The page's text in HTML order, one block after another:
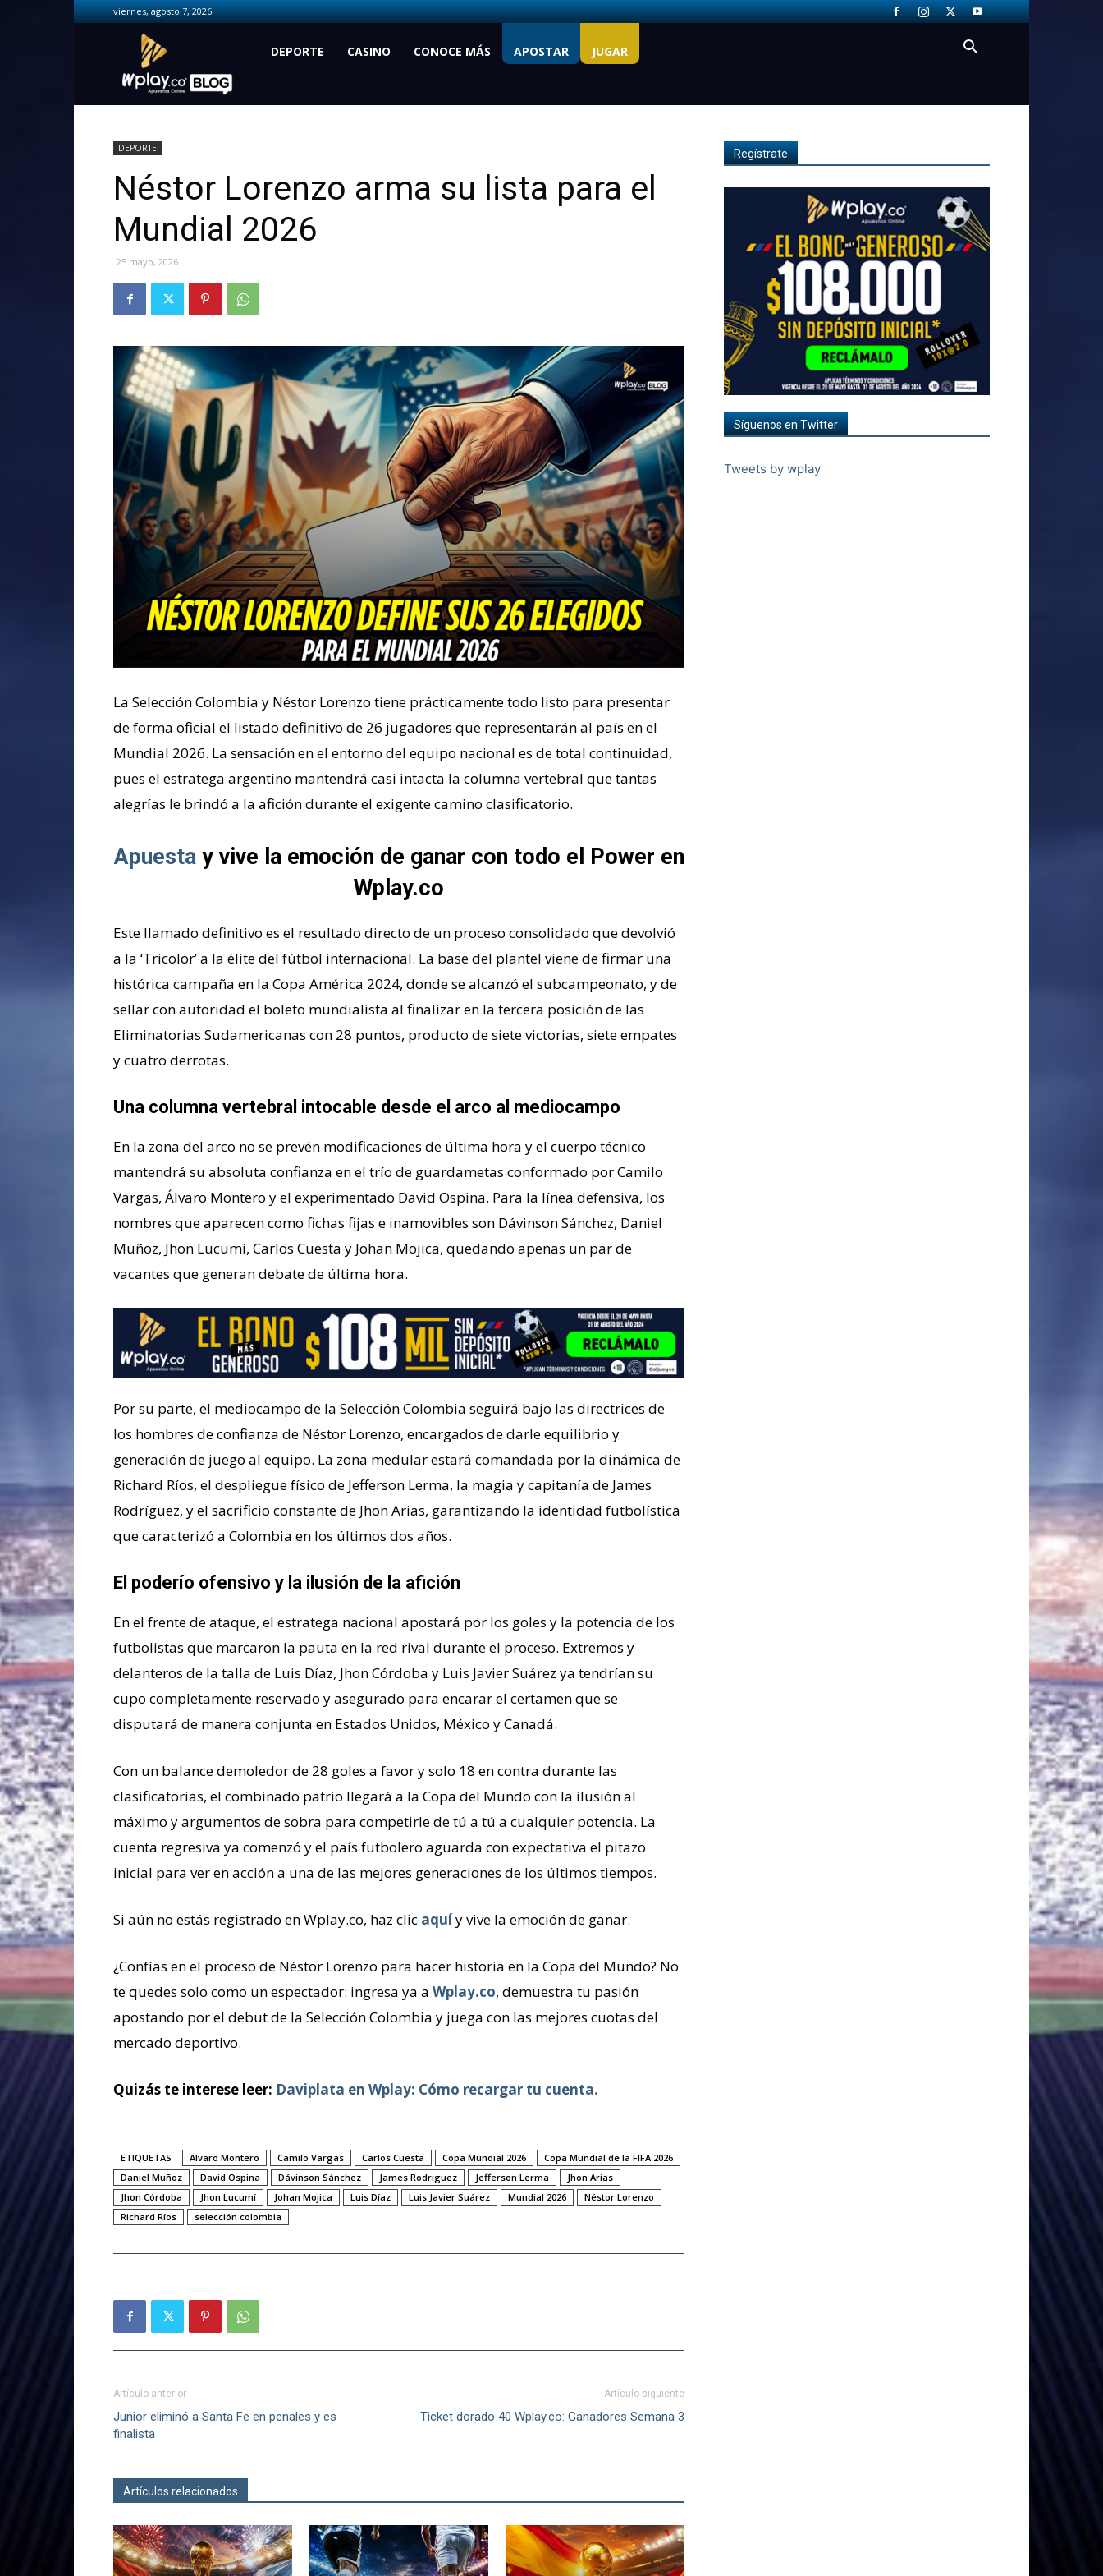
viernes, agosto 7, 2026
Wplay.co
DEPORTE CASINO CONOCE MÁS APOSTAR JUGAR
DEPORTE
Néstor Lorenzo arma su lista para el
Mundial 2026
25 mayo, 2026
La Selección Colombia y Néstor Lorenzo tiene prácticamente todo listo para presentar
de forma oficial el listado definitivo de 26 jugadores que representarán al país en el
Mundial 2026. La sensación en el entorno del equipo nacional es de total continuidad,
pues el estratega argentino mantendrá casi intacta la columna vertebral que tantas
alegrías le brindó a la afición durante el exigente camino clasificatorio.
Apuesta y vive la emoción de ganar con todo el Power en
Wplay.co
Este llamado definitivo es el resultado directo de un proceso consolidado que devolvió
a la ‘Tricolor’ a la élite del fútbol internacional. La base del plantel viene de firmar una
histórica campaña en la Copa América 2024, donde se alcanzó el subcampeonato, y de
sellar con autoridad el boleto mundialista al finalizar en la tercera posición de las
Eliminatorias Sudamericanas con 28 puntos, producto de siete victorias, siete empates
y cuatro derrotas.
Una columna vertebral intocable desde el arco al mediocampo
En la zona del arco no se prevén modificaciones de última hora y el cuerpo técnico
mantendrá su absoluta confianza en el trío de guardametas conformado por Camilo
Vargas, Álvaro Montero y el experimentado David Ospina. Para la línea defensiva, los
nombres que aparecen como fichas fijas e inamovibles son Dávinson Sánchez, Daniel
Muñoz, Jhon Lucumí, Carlos Cuesta y Johan Mojica, quedando apenas un par de
vacantes que generan debate de última hora.
Por su parte, el mediocampo de la Selección Colombia seguirá bajo las directrices de
los hombres de confianza de Néstor Lorenzo, encargados de darle equilibrio y
generación de juego al equipo. La zona medular estará comandada por la dinámica de
Richard Ríos, el despliegue físico de Jefferson Lerma, la magia y capitanía de James
Rodríguez, y el sacrificio constante de Jhon Arias, garantizando la identidad futbolística
que caracterizó a Colombia en los últimos dos años.
El poderío ofensivo y la ilusión de la afición
En el frente de ataque, el estratega nacional apostará por los goles y la potencia de los
futbolistas que marcaron la pauta en la red rival durante el proceso. Extremos y
delanteros de la talla de Luis Díaz, Jhon Córdoba y Luis Javier Suárez ya tendrían su
cupo completamente reservado y asegurado para encarar el certamen que se
disputará de manera conjunta en Estados Unidos, México y Canadá.
Con un balance demoledor de 28 goles a favor y solo 18 en contra durante las
clasificatorias, el combinado patrio llegará a la Copa del Mundo con la ilusión al
máximo y argumentos de sobra para competirle de tú a tú a cualquier potencia. La
cuenta regresiva ya comenzó y el país futbolero aguarda con expectativa el pitazo
inicial para ver en acción a una de las mejores generaciones de los últimos tiempos.
Si aún no estás registrado en Wplay.co, haz clic aquíy vive la emoción de ganar.
¿Confías en el proceso de Néstor Lorenzo para hacer historia en la Copa del Mundo? No
te quedes solo como un espectador: ingresa ya a Wplay.co, demuestra tu pasión
apostando por el debut de la Selección Colombia y juega con las mejores cuotas del
mercado deportivo.
Quizás te interese leer: Daviplata en Wplay: Cómo recargar tu cuenta.
ETIQUETAS Alvaro Montero Camilo Vargas Carlos Cuesta Copa Mundial 2026
Copa Mundial de la FIFA 2026
Daniel Muñoz
David Ospina Dávinson Sánchez James Rodriguez Jefferson Lerma
Jhon Arias
Jhon Córdoba
Jhon Lucumí Johan Mojica Luis Díaz Luis Javier Suárez Mundial 2026
Néstor Lorenzo
Richard Ríos
selección colombia
Artículo anterior
Junior eliminó a Santa Fe en penales y es
finalista
Artículo siguiente
Ticket dorado 40 Wplay.co: Ganadores Semana 3
Artículos relacionados
Regístrate
Síguenos en Twitter
Tweets by wplay